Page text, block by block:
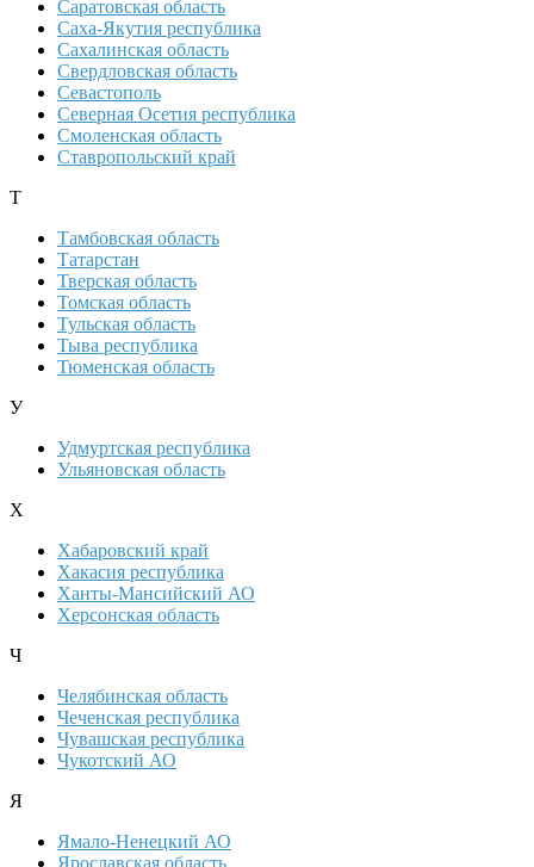
Саратовская область
Саха-Якутия республика
Сахалинская область
Свердловская область
Севастополь
Северная Осетия республика
Смоленская область
Ставропольский край
Т
Тамбовская область
Татарстан
Тверская область
Томская область
Тульская область
Тыва республика
Тюменская область
У
Удмуртская республика
Ульяновская область
Х
Хабаровский край
Хакасия республика
Ханты-Мансийский АО
Херсонская область
Ч
Челябинская область
Чеченская республика
Чувашская республика
Чукотский АО
Я
Ямало-Ненецкий АО